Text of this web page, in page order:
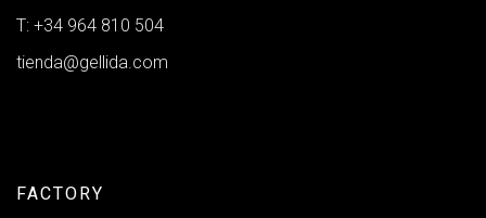
T: +34 964 810 504
tienda@gellida.com
FACTORY